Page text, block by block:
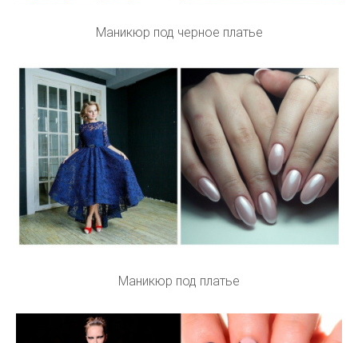
Маникюр под черное платье
Маникюр под платье